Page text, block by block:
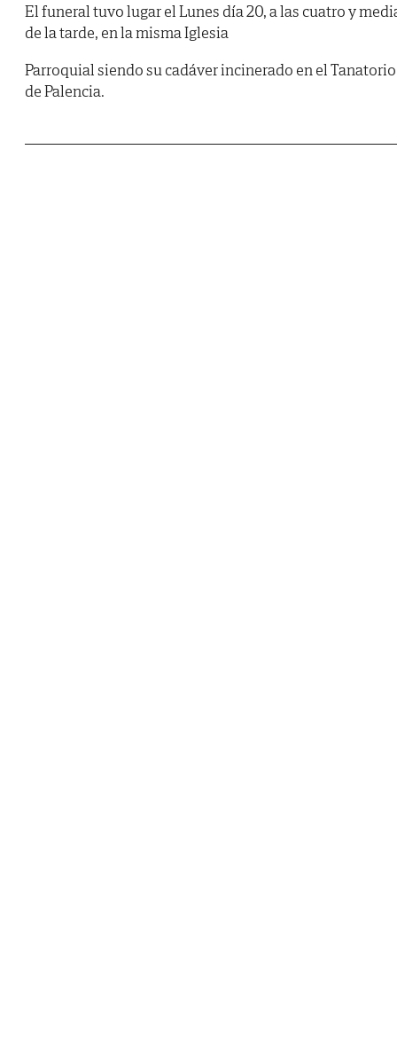
El funeral tuvo lugar el Lunes día 20, a las cuatro y
de la tarde, en la misma Iglesia
Parroquial siendo su cadáver incinerado en el Tanatorio
de Palencia.